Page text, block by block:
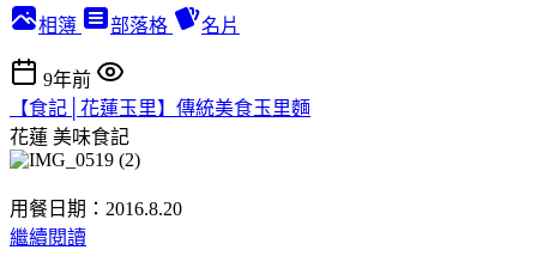
相簿 部落格 名片
9年前
【食記│花蓮玉里】傳統美食玉里麵
花蓮 美味食記
用餐日期：2016.8.20
繼續閱讀